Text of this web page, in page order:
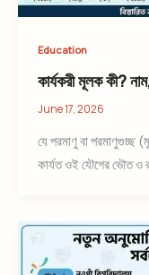
Education
কার্যকরী মূলক কী?
June 17, 2026
যে পরমাণু বা
কার্যত ওই যৌগের ভৌত ও